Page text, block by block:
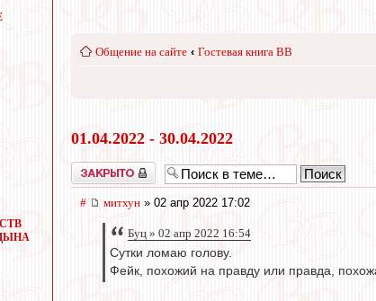
Общение на сайте ‹ Гостевая книга ВВ
01.04.2022 - 30.04.2022
Закрыто
# митхун » 02 апр 2022 17:02
Буц » 02 апр 2022 16:54
Сутки ломаю голову.
Фейк, похожий на правду или правда,